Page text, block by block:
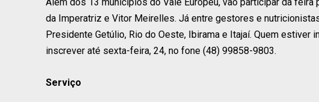
Além dos 13 municípios do Vale Europeu, vão participar da
da Imperatriz e Vitor Meirelles. Já entre gestores e
Presidente Getúlio, Rio do Oeste, Ibirama e Itajaí. Quem
inscrever até sexta-feira, 24, no fone (48) 99858-9803.
Serviço